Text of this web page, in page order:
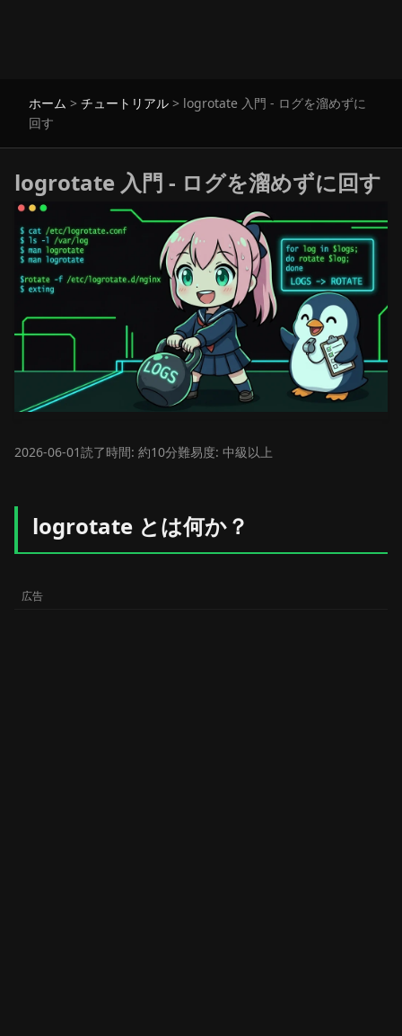
ホーム > チュートリアル > logrotate 入門 - ログを溜めずに
回す
logrotate 入門 - ログを溜めずに回す
2026-06-01読了時間: 約10分難易度: 中級以上
logrotate とは何か？